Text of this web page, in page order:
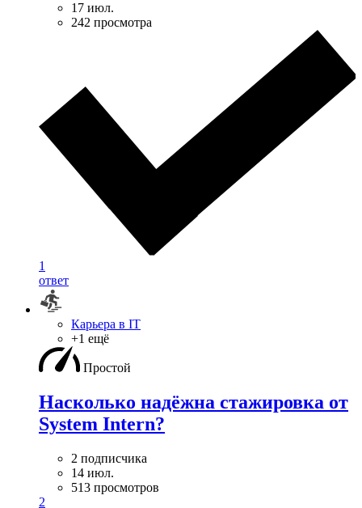
17 июл.
242 просмотра
1
ответ
Карьера в IT
+1 ещё
Простой
Насколько надёжна стажировка от
System Intern?
2 подписчика
14 июл.
513 просмотров
2